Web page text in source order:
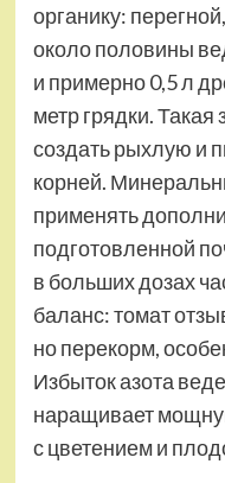
органику:
около половины
и примерно 0,5 л
метр грядки. Такая
создать рыхлую и
корней.
применять
подготовленной
в больших дозах
баланс: томат
но перекорм,
Избыток азота
наращивает
с цветением и